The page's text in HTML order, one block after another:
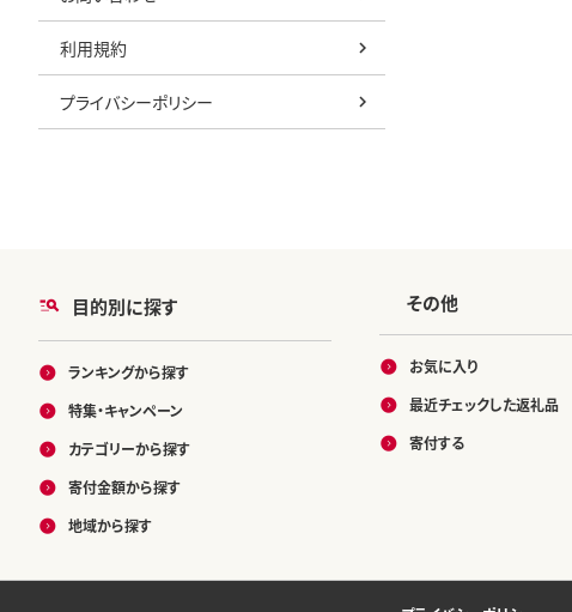
利用規約
プライバシーポリシー
目的別に探す
ランキングから探す
特集・キャンペーン
カテゴリーから探す
寄付金額から探す
地域から探す
その他
お気に入り
最近チェックした返礼品
寄付する